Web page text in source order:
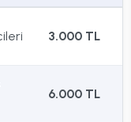
3.000 TL
6.000 TL